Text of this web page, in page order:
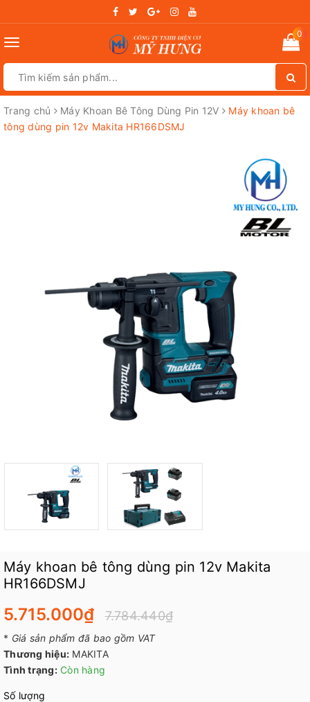
Toggle
0
Trang chủ Máy Khoan Bê Tông Dùng Pin 12V
Máy khoan bê
tông dùng pin 12v Makita HR166DSMJ
Máy khoan bê tông dùng pin 12v Makita
HR166DSMJ
5.715.000₫ 7.784.440₫
* Giá sản phẩm đã bao gồm VAT
Thương hiệu: MAKITA
Tình trạng: Còn hàng
Số lượng